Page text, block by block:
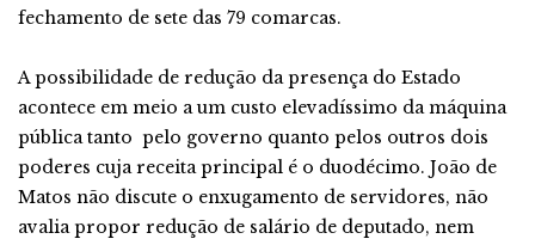
fechamento de sete das 79 comarcas.
A possibilidade de redução da presença do Estado
acontece em meio a um custo elevadíssimo da máquina
pública tanto pelo governo quanto pelos outros dois
poderes cuja receita principal é o duodécimo. João de
Matos não discute o enxugamento de servidores, não
avalia propor redução de salário de deputado, nem